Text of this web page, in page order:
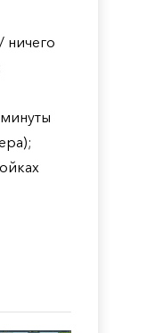
ничего